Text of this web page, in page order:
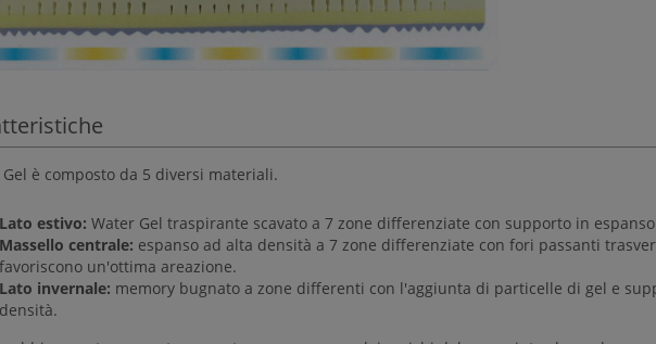
è composto da 5 diversi materiali.
Lato estivo: Water Gel traspirante scavato a 7 zone differenziate con supporto in
Massello centrale: espanso ad alta densità a 7 zone differenziate con fori passanti
favoriscono un'ottima areazione.
Lato invernale: memory bugnato a zone differenti con l'aggiunta di particelle di gel e
densità.